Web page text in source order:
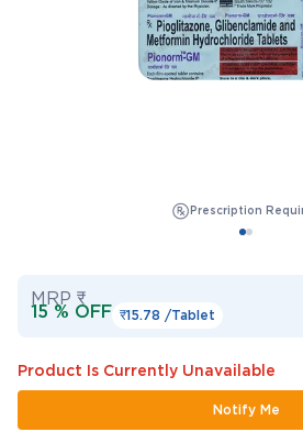
Prescription
MRP ₹
15 % OFF ₹15.78 /Tablet
Product Is Currently Unavailable
Notify Me